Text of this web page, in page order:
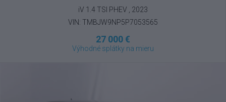
iV 1.4 TSI PHEV , 2023
VIN: TMBJW9NP5P7053565
27 000 €
Výhodné splátky na mieru